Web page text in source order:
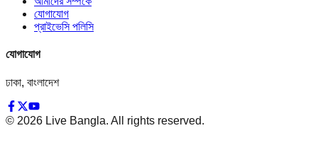
যোগাযোগ
প্রাইভেসি পলিসি
যোগাযোগ
ঢাকা, বাংলাদেশ
© 2026 Live Bangla. All rights reserved.